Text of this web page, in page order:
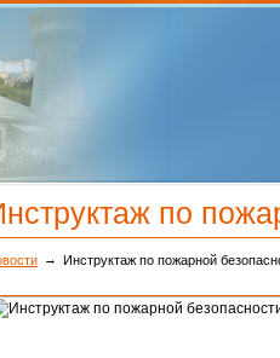
по
Инструктаж по пожарной